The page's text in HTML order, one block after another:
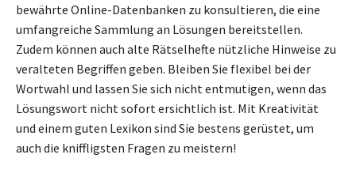
bewährte Online-Datenbanken zu konsultieren, die eine
umfangreiche Sammlung an Lösungen bereitstellen.
Zudem können auch alte Rätselhefte nützliche Hinweise zu
veralteten Begriffen geben. Bleiben Sie flexibel bei der
Wortwahl und lassen Sie sich nicht entmutigen, wenn das
Lösungswort nicht sofort ersichtlich ist. Mit Kreativität
und einem guten Lexikon sind Sie bestens gerüstet, um
auch die kniffligsten Fragen zu meistern!